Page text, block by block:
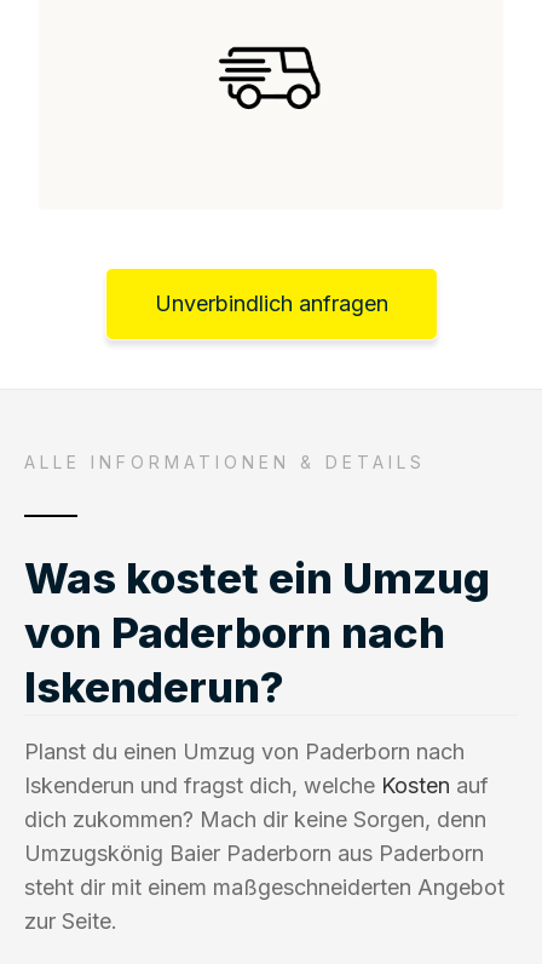
Unverbindlich anfragen
ALLE INFORMATIONEN & DETAILS
Was kostet ein Umzug
von Paderborn nach
Iskenderun?
Planst du einen Umzug von Paderborn nach
Iskenderun und fragst dich, welche Kosten auf
dich zukommen? Mach dir keine Sorgen, denn
Umzugskönig Baier Paderborn aus Paderborn
steht dir mit einem maßgeschneiderten Angebot
zur Seite.